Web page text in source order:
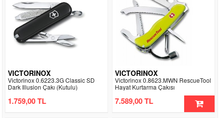
VICTORINOX
Victorinox 0.6223.3G Classic SD
Dark Illusion Çakı (Kutulu)
1.759,00 TL
VICTORINOX
Victorinox 0.8623.MWN RescueTool
Hayat Kurtarma Çakısı
7.589,00 TL